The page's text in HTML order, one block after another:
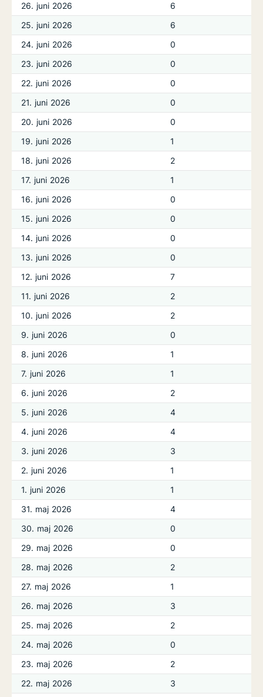
26. juni 2026
6
25. juni 2026
6
24. juni 2026
0
23. juni 2026
0
22. juni 2026
0
21. juni 2026
0
20. juni 2026
0
19. juni 2026
1
18. juni 2026
2
17. juni 2026
1
16. juni 2026
0
15. juni 2026
0
14. juni 2026
0
13. juni 2026
0
12. juni 2026
7
11. juni 2026
2
10. juni 2026
2
9. juni 2026
0
8. juni 2026
1
7. juni 2026
1
6. juni 2026
2
5. juni 2026
4
4. juni 2026
4
3. juni 2026
3
2. juni 2026
1
1. juni 2026
1
31. maj 2026
4
30. maj 2026
0
29. maj 2026
0
28. maj 2026
2
27. maj 2026
1
26. maj 2026
3
25. maj 2026
2
24. maj 2026
0
23. maj 2026
2
22. maj 2026
3